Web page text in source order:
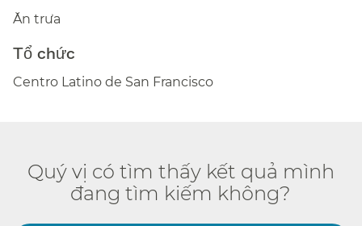
Ăn trưa​​
Tổ chức​​
Centro Latino de San Francisco​​
Quý vị có tìm thấy kết quả mình
đang tìm kiếm không?​​